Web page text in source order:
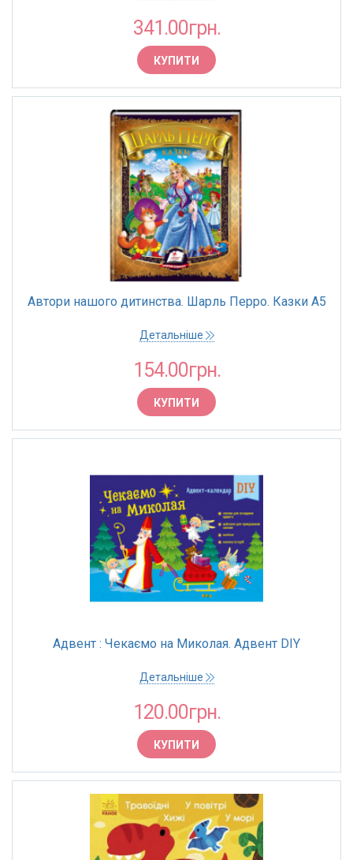
341.00грн.
КУПИТИ
Автори нашого дитинства. Шарль Перро. Казки А5
Детальніше
154.00грн.
КУПИТИ
Адвент : Чекаємо на Миколая. Адвент DIY
Детальніше
120.00грн.
КУПИТИ